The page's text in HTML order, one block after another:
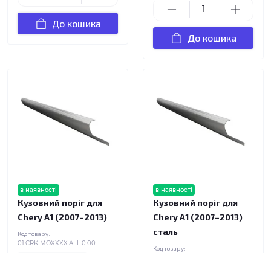
До кошика
До кошика
в наявності
Кузовний поріг для
Chery A1 (2007–2013)
Код товару:
01.CRKIMOXXXX.ALL.0.00
в наявності
Кузовний поріг для
Chery A1 (2007–2013)
сталь
Код товару: